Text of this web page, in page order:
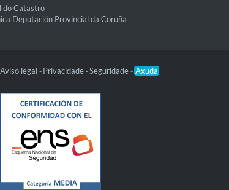
do Catastro
Deputación Provincial da Coruña
Aviso legal - Privacidade -Seguridade - Axuda